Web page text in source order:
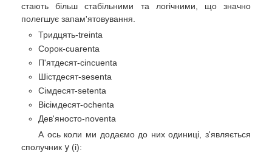
стають більш стабільними та логічними, що значно
полегшує запам'ятовування.
Тридцять-treinta
Сорок-cuarenta
П'ятдесят-cincuenta
Шістдесят-sesenta
Сімдесят-setenta
Вісімдесят-ochenta
Дев'яносто-noventa
А ось коли ми додаємо до них одиниці, з'являється
сполучник y (і):